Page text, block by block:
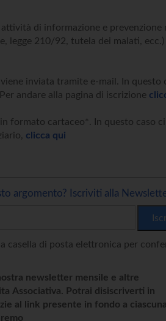
di informazione e prevenzione
legge 210/92, tutela dei malati,
inviata tramite e-mail. In questo
andare alla pagina di iscrizione
formato cartaceo*. In questo caso
clicca qui
argomento? Iscriviti alla
casella di posta elettronica per
newsletter mensile e altre
Associativa. Potrai disiscriverti in
al link presente in fondo a ciascuna